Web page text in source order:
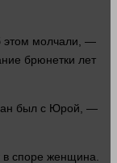
молчали, —
брюнетки лет
был с Юрой, —
споре женщина